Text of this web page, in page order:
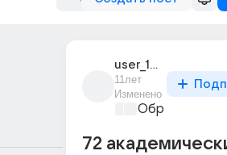
user_195052623
11лет
Изменено
72